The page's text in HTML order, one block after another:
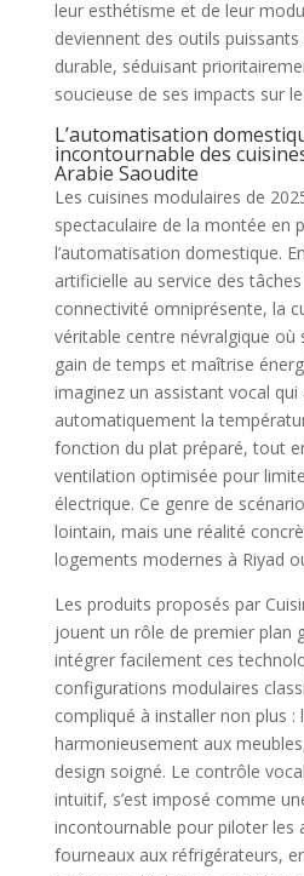
leur esthétisme et de leur
deviennent des outils
durable, séduisant
soucieuse de ses impacts sur
L’automatisation
incontournable des
Arabie Saoudite
Les cuisines modulaires de
spectaculaire de la montée en
l’automatisation domestique.
artificielle au service des
connectivité omniprésente, la
véritable centre névralgique où
gain de temps et maîtrise
imaginez un assistant vocal qui
automatiquement la
fonction du plat préparé, tout
ventilation optimisée pour
électrique. Ce genre de
lointain, mais une réalité
logements modernes à Riyad
Les produits proposés par
jouent un rôle de premier plan
intégrer facilement ces
configurations modulaires
compliqué à installer non plus
harmonieusement aux
design soigné. Le contrôle
intuitif, s’est imposé comme
incontournable pour piloter les
fourneaux aux réfrigérateurs,